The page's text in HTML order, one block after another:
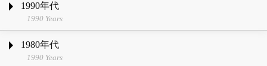
1990年代
1990 Years
1980年代
1990 Years